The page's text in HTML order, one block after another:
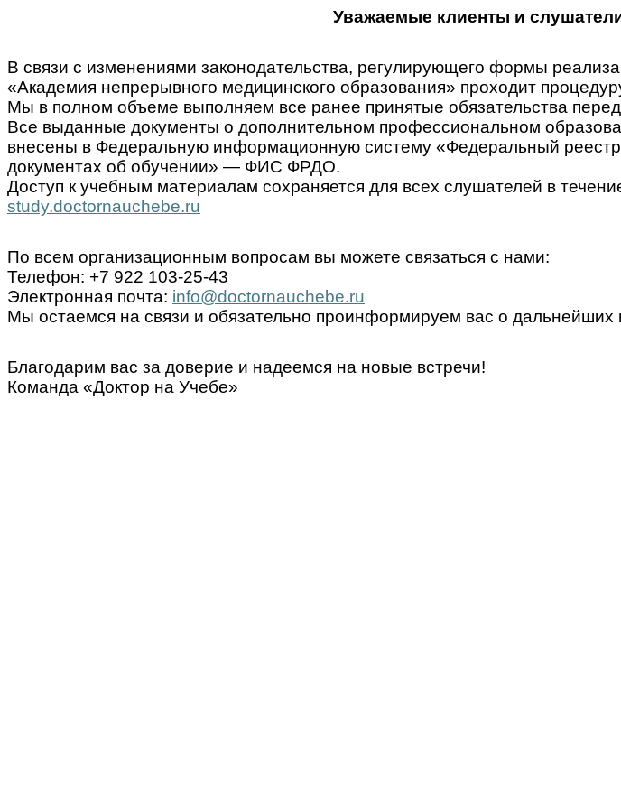
Уважаемые клиенты и
В связи с изменениями законодательства, регулирующего формы
«Академия непрерывного медицинского образования» проходит
Мы в полном объеме выполняем все ранее принятые обязательства
Все выданные документы о дополнительном профессиональном
внесены в Федеральную информационную систему «Федеральный
документах об обучении» — ФИС ФРДО.
Доступ к учебным материалам сохраняется для всех слушателей в
study.doctornauchebe.ru
По всем организационным вопросам вы можете связаться с нами:
Телефон: +7 922 103-25-43
Электронная почта: info@doctornauchebe.ru
Мы остаемся на связи и обязательно проинформируем вас о дальнейших
Благодарим вас за доверие и надеемся на новые встречи!
Команда «Доктор на Учебе»